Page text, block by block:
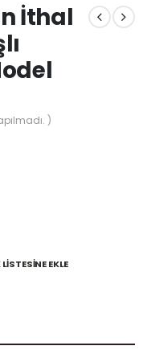
İthal
)
EKLE